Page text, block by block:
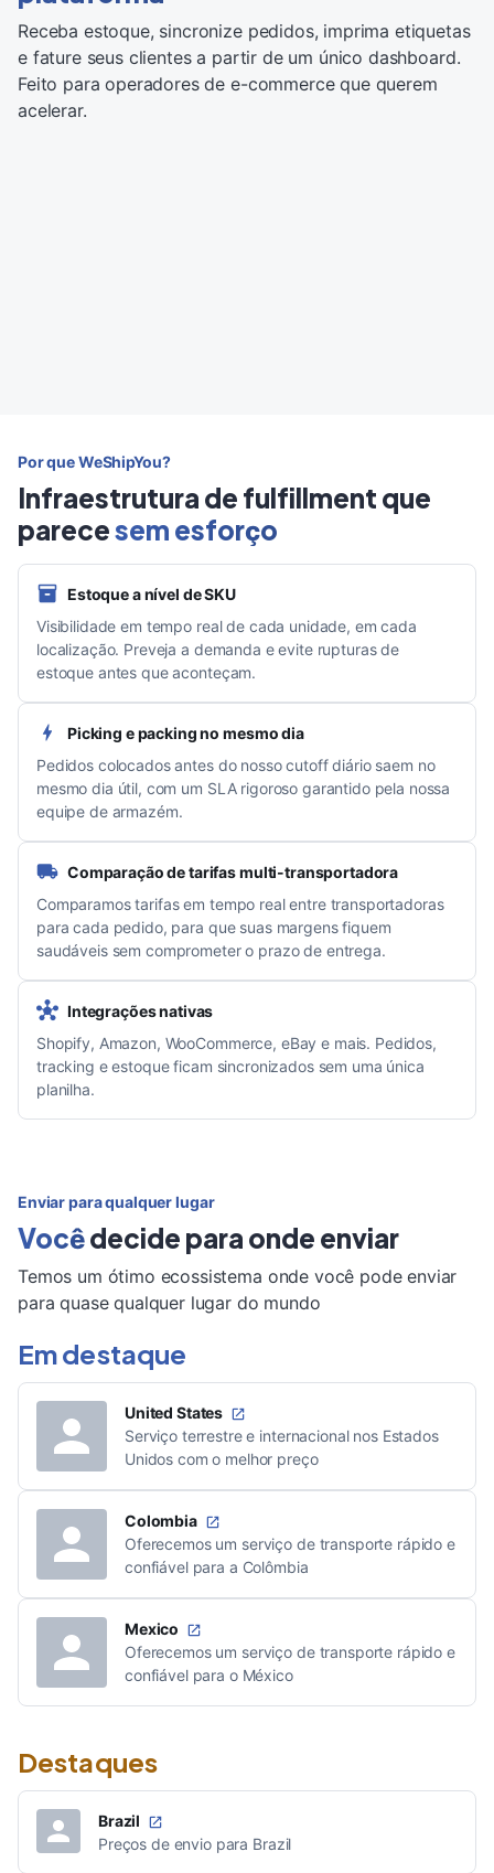
Receba estoque, sincronize pedidos, imprima etiquetas
e fature seus clientes a partir de um único dashboard.
Feito para operadores de e-commerce que querem
acelerar.
Por que WeShipYou?
Infraestrutura de fulfillment que
parecesem esforço
Estoque a nível de SKU
Visibilidade em tempo real de cada unidade, em cada
localização. Preveja a demanda e evite rupturas de
estoque antes que aconteçam.
Picking e packing no mesmo dia
Pedidos colocados antes do nosso cutoff diário saem no
mesmo dia útil, com um SLA rigoroso garantido pela nossa
equipe de armazém.
Comparação de tarifas multi-transportadora
Comparamos tarifas em tempo real entre transportadoras
para cada pedido, para que suas margens fiquem
saudáveis sem comprometer o prazo de entrega.
Integrações nativas
Shopify, Amazon, WooCommerce, eBay e mais. Pedidos,
tracking e estoque ficam sincronizados sem uma única
planilha.
Enviar para qualquer lugar
Vocêdecide para onde enviar
Temos um ótimo ecossistema onde você pode enviar
para quase qualquer lugar do mundo
Em destaque
United States
Serviço terrestre e internacional nos Estados
Unidos com o melhor preço
Colombia
Oferecemos um serviço de transporte rápido e
confiável para a Colômbia
Mexico
Oferecemos um serviço de transporte rápido e
confiável para o México
Destaques
Brazil
Preços de envio para Brazil